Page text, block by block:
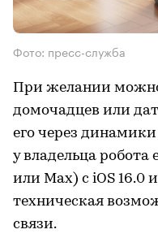
Фото: пресс-служба
При желании
домочадцев или
его через
у владельца робота
или Max) с iOS 16.0
техническая
связи.